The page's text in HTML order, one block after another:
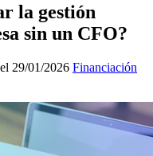
la gestión
sin un CFO?
29/01/2026 Financiación